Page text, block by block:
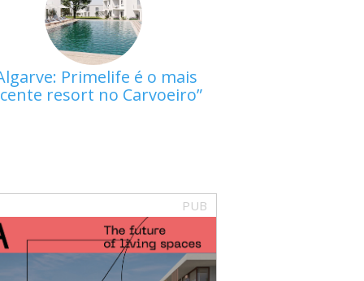
Primelife é o mais
resort no Carvoeiro
PUB